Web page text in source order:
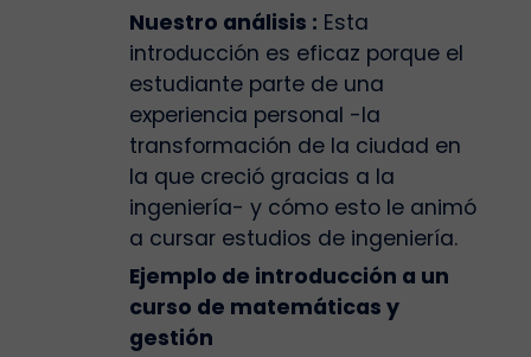
Nuestro análisis : Esta
introducción es eficaz porque el
estudiante parte de una
experiencia personal -la
transformación de la ciudad en
la que creció gracias a la
ingeniería- y cómo esto le animó
a cursar estudios de ingeniería.
Ejemplo de introducción a un
curso de matemáticas y
gestión